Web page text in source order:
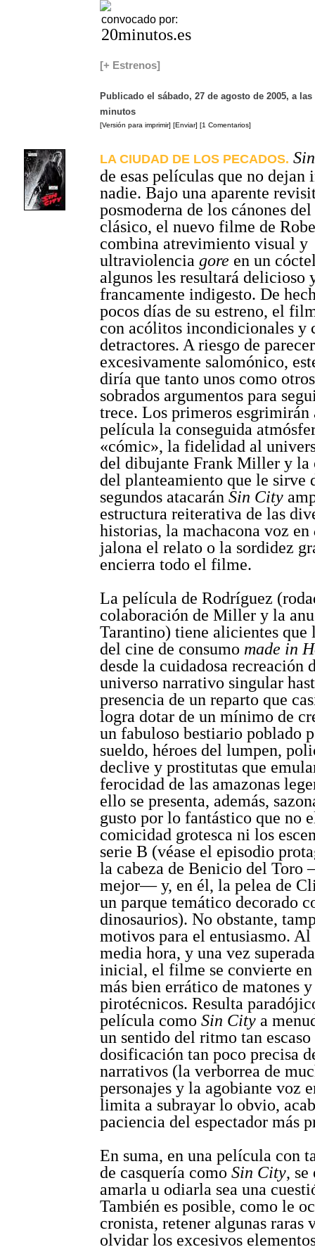
convocado por:
20minutos.es
[+ Estrenos]
Publicado el sábado, 27 de agosto de 2005, a las
minutos
[Versión para imprimir] [Enviar] [1 Comentarios]
LA CIUDAD DE LOS PECADOS.
de esas películas que no dejan
nadie. Bajo una aparente
posmoderna de los cánones
clásico, el nuevo filme de
combina atrevimiento visual y
ultraviolencia gore en un
algunos les resultará delicioso
francamente indigesto. De
pocos días de su estreno, el
con acólitos incondicionales y
detractores. A riesgo de parecer
excesivamente salomónico,
diría que tanto unos como
sobrados argumentos para
trece. Los primeros esgrimirán
película la conseguida
«cómic», la fidelidad al
del dibujante Frank Miller y la
del planteamiento que le sirve
segundos atacarán Sin City
estructura reiterativa de las
historias, la machacona voz en
jalona el relato o la sordidez
encierra todo el filme.
La película de Rodríguez
colaboración de Miller y la
Tarantino) tiene alicientes que
del cine de consumo made in
desde la cuidadosa recreación
universo narrativo singular
presencia de un reparto que
logra dotar de un mínimo de
un fabuloso bestiario poblado
sueldo, héroes del lumpen,
declive y prostitutas que
ferocidad de las amazonas
ello se presenta, además,
gusto por lo fantástico que no
comicidad grotesca ni los
serie B (véase el episodio
la cabeza de Benicio del Toro
mejor— y, en él, la pelea de
un parque temático decorado
dinosaurios). No obstante,
motivos para el entusiasmo. Al
media hora, y una vez
inicial, el filme se convierte
más bien errático de matones
pirotécnicos. Resulta
película como Sin City a
un sentido del ritmo tan escaso
dosificación tan poco precisa
narrativos (la verborrea de
personajes y la agobiante voz
limita a subrayar lo obvio,
paciencia del espectador más
En suma, en una película con
de casquería como Sin City, se
amarla u odiarla sea una
También es posible, como le
cronista, retener algunas raras
olvidar los excesivos